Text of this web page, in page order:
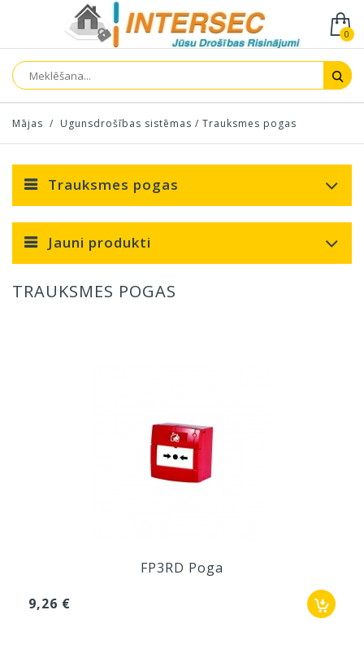
0
Mājas / Ugunsdrošības sistēmas / Trauksmes pogas
Trauksmes pogas
Jauni produkti
TRAUKSMES POGAS
FP3RD Poga
9,26 €